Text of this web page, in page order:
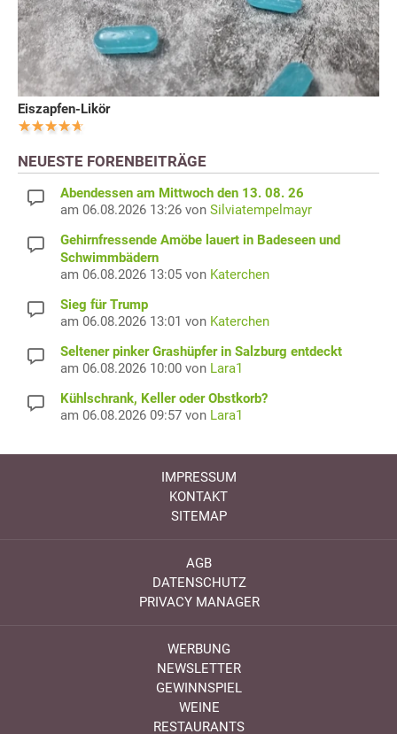
Eiszapfen-Likör
NEUESTE FORENBEITRÄGE
Abendessen am Mittwoch den 13. 08. 26
am 06.08.2026 13:26 von Silviatempelmayr
Gehirnfressende Amöbe lauert in Badeseen und
Schwimmbädern
am 06.08.2026 13:05 von Katerchen
Sieg für Trump
am 06.08.2026 13:01 von Katerchen
Seltener pinker Grashüpfer in Salzburg entdeckt
am 06.08.2026 10:00 von Lara1
Kühlschrank, Keller oder Obstkorb?
am 06.08.2026 09:57 von Lara1
IMPRESSUM
KONTAKT
SITEMAP
AGB
DATENSCHUTZ
PRIVACY MANAGER
WERBUNG
NEWSLETTER
GEWINNSPIEL
WEINE
RESTAURANTS